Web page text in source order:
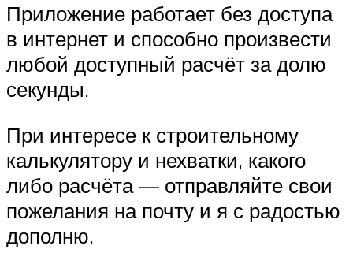
Приложение работает без доступа
в интернет и способно произвести
любой доступный расчёт за долю
секунды.
При интересе к строительному
калькулятору и нехватки, какого
либо расчёта — отправляйте свои
пожелания на почту и я с радостью
дополню.